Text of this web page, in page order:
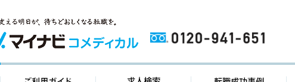
0120-
トップページ ご利用ガイド 求人検索